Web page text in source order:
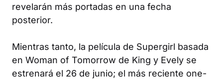
revelarán más portadas en una fecha
posterior.
Mientras tanto, la película de Supergirl basada
en Woman of Tomorrow de King y Evely se
estrenará el 26 de junio; el más reciente one-